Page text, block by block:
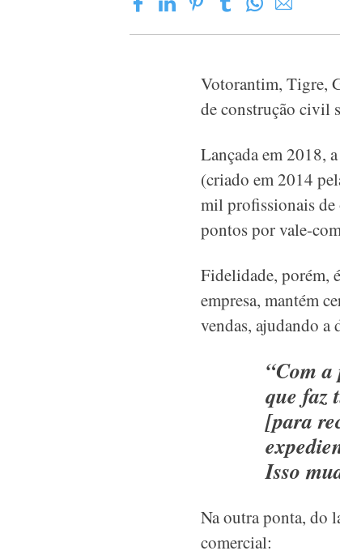
Votorantim, Tigre,
de construção civil
Lançada em 2018,
(criado em 2014
mil profissionais de
pontos por vale-
Fidelidade, porém,
empresa, mantém
vendas, ajudando
“Com
que faz
[para
Isso
Na outra ponta, do
comercial: